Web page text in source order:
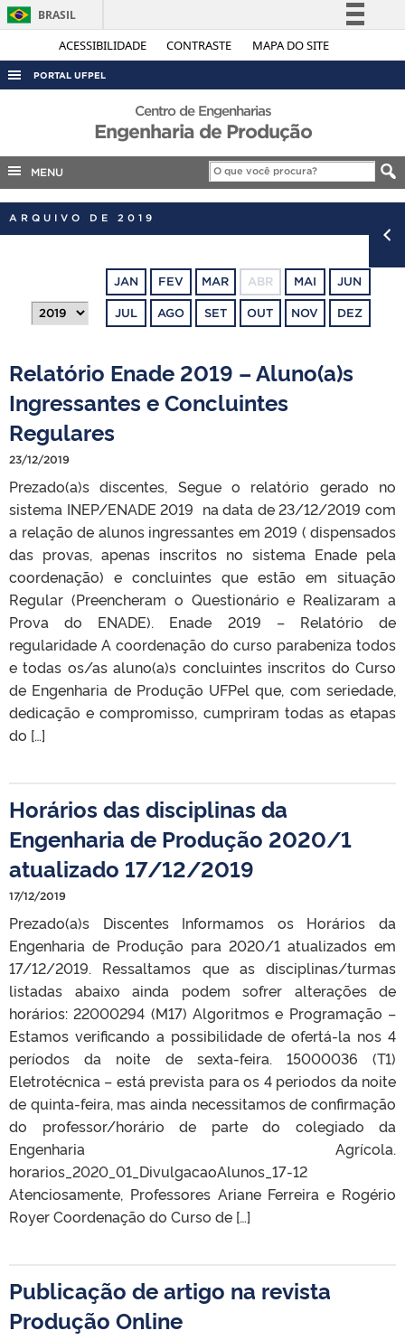
ACESSIBILIDADE CONTRASTE MAPA DO SITE
BRASIL
Simplifique!
Acesso à informação
Canais
PORTAL UFPEL
ACESSO À INFORMAÇÃO
COBALTO
Centro de Engenharias
Engenharia de Produção
MENU
ARQUIVO DE 2019
JAN FEV MAR ABR MAI JUN
JUL AGO SET OUT NOV DEZ
Relatório Enade 2019 – Aluno(a)s
Ingressantes e Concluintes
Regulares
23/12/2019
Prezado(a)s discentes, Segue o relatório gerado no
sistema INEP/ENADE 2019 na data de 23/12/2019 com
a relação de alunos ingressantes em 2019 ( dispensados
das provas, apenas inscritos no sistema Enade pela
coordenação) e concluintes que estão em situação
Regular (Preencheram o Questionário e Realizaram a
Prova do ENADE). Enade 2019 – Relatório de
regularidade A coordenação do curso parabeniza todos
e todas os/as aluno(a)s concluintes inscritos do Curso
de Engenharia de Produção UFPel que, com seriedade,
dedicação e compromisso, cumpriram todas as etapas
do […]
Horários das disciplinas da
Engenharia de Produção 2020/1
atualizado 17/12/2019
17/12/2019
Prezado(a)s Discentes Informamos os Horários da
Engenharia de Produção para 2020/1 atualizados em
17/12/2019. Ressaltamos que as disciplinas/turmas
listadas abaixo ainda podem sofrer alterações de
horários: 22000294 (M17) Algoritmos e Programação –
Estamos verificando a possibilidade de ofertá-la nos 4
períodos da noite de sexta-feira. 15000036 (T1)
Eletrotécnica – está prevista para os 4 periodos da noite
de quinta-feira, mas ainda necessitamos de confirmação
do professor/horário de parte do colegiado da
Engenharia Agrícola.
horarios_2020_01_DivulgacaoAlunos_17-12
Atenciosamente, Professores Ariane Ferreira e Rogério
Royer Coordenação do Curso de […]
Publicação de artigo na revista
Produção Online